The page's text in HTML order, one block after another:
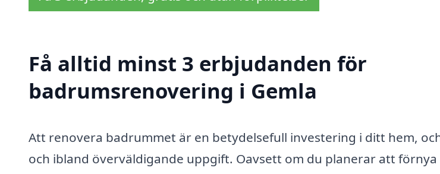
Få alltid minst 3 erbjudanden för
badrumsrenovering i Gemla
Att renovera badrummet är en betydelsefull investering i ditt hem,
och ibland överväldigande uppgift. Oavsett om du planerar att